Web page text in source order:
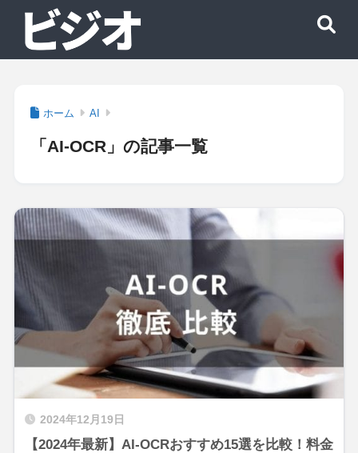
ホーム AI
「AI-OCR」の記事一覧
2024年12月19日
【2024年最新】AI-OCRおすすめ15選を比較！料金